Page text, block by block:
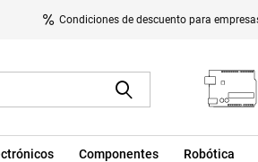
Condiciones de descuento para
Componentes Robótica